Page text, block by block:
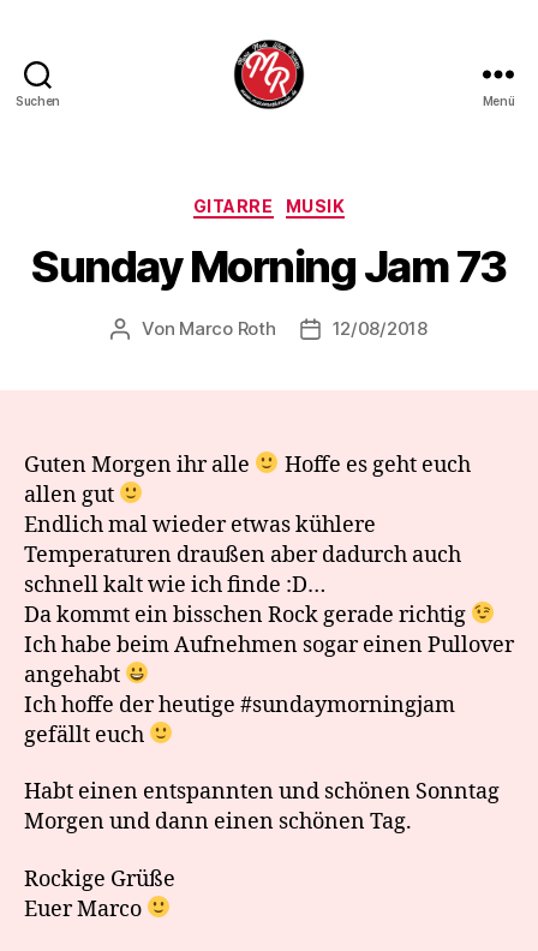
Suchen Menü
Kategorien
GITARRE MUSIK
Sunday Morning Jam 73
Beitragsautor
Von Marco Roth Veröffentlichungsdatum
12/08/2018
Guten Morgen ihr alle
Hoffe es geht euch
allen gut
Endlich mal wieder etwas kühlere
Temperaturen draußen aber dadurch auch
schnell kalt wie ich finde :D…
Da kommt ein bisschen Rock gerade richtig
Ich habe beim Aufnehmen sogar einen Pullover
angehabt
Ich hoffe der heutige #sundaymorningjam
gefällt euch
Habt einen entspannten und schönen Sonntag
Morgen und dann einen schönen Tag.
Rockige Grüße
Euer Marco